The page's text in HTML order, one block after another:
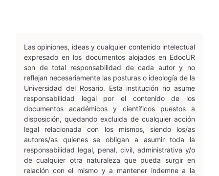
Las opiniones, ideas y cualquier contenido intelectual
expresado en los documentos alojados en EdocUR
son de total responsabilidad de cada autor y no
reflejan necesariamente las posturas o ideología de la
Universidad del Rosario. Esta institución no asume
responsabilidad legal por el contenido de los
documentos académicos y científicos puestos a
disposición, quedando excluida de cualquier acción
legal relacionada con los mismos, siendo los/as
autores/as quienes se obligan a asumir toda la
responsabilidad legal, penal, civil, administrativa y/o
de cualquier otra naturaleza que pueda surgir en
relación con el mismo y a mantener indemne a la